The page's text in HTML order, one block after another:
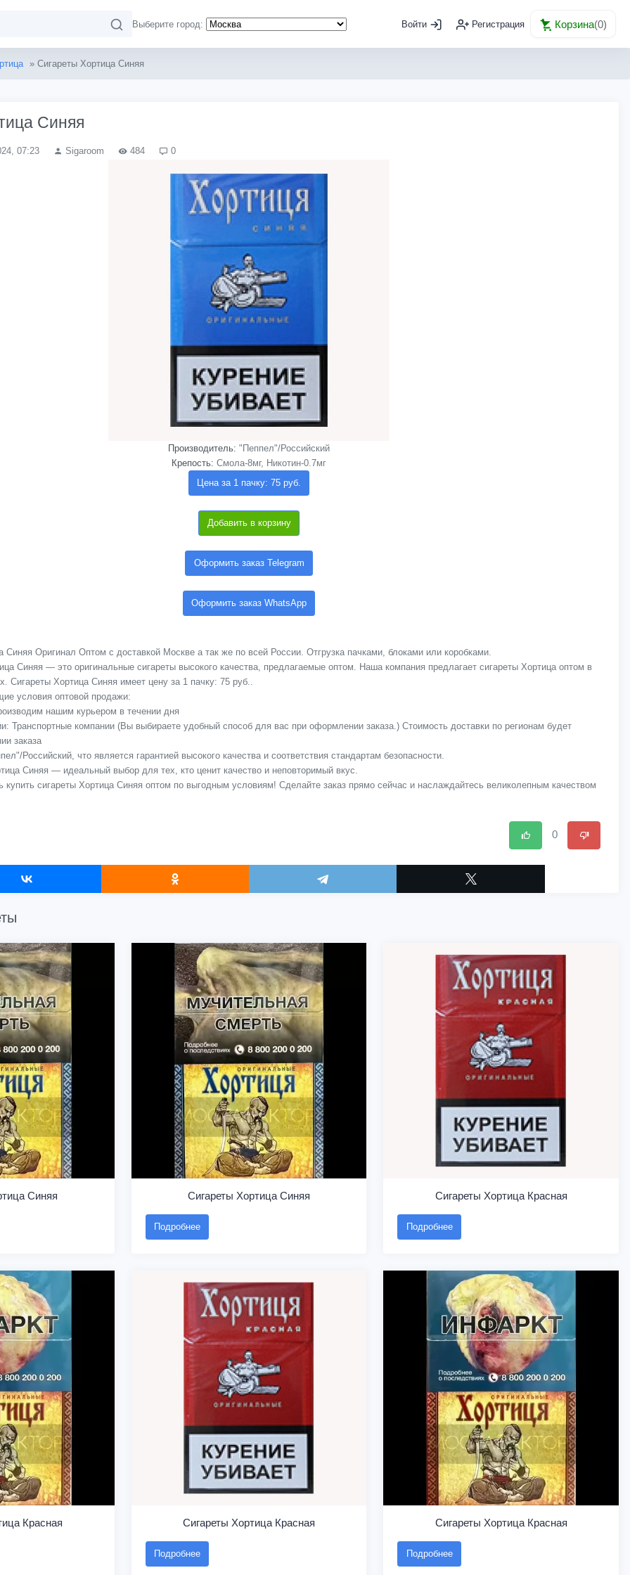
Выберите город: Войти Регистрация Корзина(0)
» Сигареты Хортица Синяя
Синяя
07:23 Sigaroom 484 0
Производитель: "Пеппел"/Российский
Крепость: Смола-8мг, Никотин-0.7мг
Цена за 1 пачку: 75 руб.
Добавить в корзину
Оформить заказ Telegram
Оформить заказ WhatsApp
Синяя Оригинал Оптом с доставкой Москве а так же по всей России. Отгрузка пачками, блоками или коробками.
Синяя — это оригинальные сигареты высокого качества, предлагаемые оптом. Наша компания предлагает сигареты Хортица оптом в
Сигареты Хортица Синяя имеет цену за 1 пачку: 75 руб..
условия оптовой продажи:
нашим курьером в течении дня
Транспортные компании (Вы выбираете удобный способ для вас при оформлении заказа.) Стоимость доставки по регионам будет
заказа
Российский, что является гарантией высокого качества и соответствия стандартам безопасности.
Синяя — идеальный выбор для тех, кто ценит качество и неповторимый вкус.
купить сигареты Хортица Синяя оптом по выгодным условиям! Сделайте заказ прямо сейчас и наслаждайтесь великолепным качеством
0
Синяя Сигареты Хортица Синяя
Подробнее
Сигареты Хортица Красная
Подробнее
Красная Сигареты Хортица Красная
Подробнее
Сигареты Хортица Красная
Подробнее